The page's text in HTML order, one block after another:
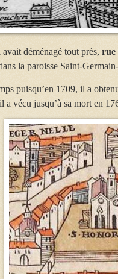
déménagé tout près, rue
la paroisse Saint-
puisqu’en 1709, il a
a vécu jusqu’à sa mort en